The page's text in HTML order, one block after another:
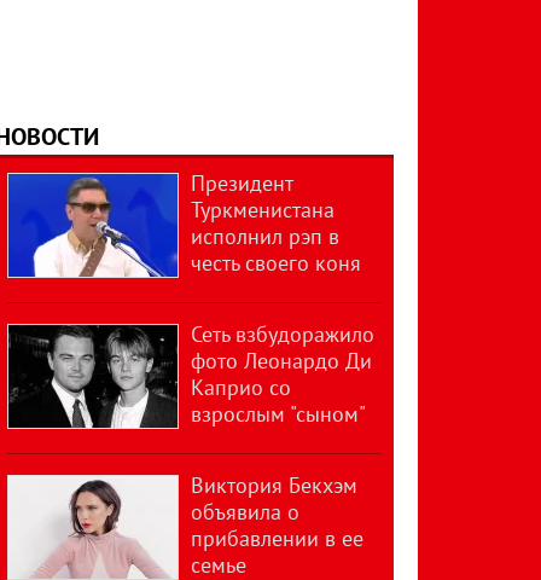
Президент
Туркменистана
исполнил рэп в
честь своего коня
Сеть взбудоражило
фото Леонардо Ди
Каприо со
взрослым "сыном"
Виктория Бекхэм
объявила о
прибавлении в ее
семье